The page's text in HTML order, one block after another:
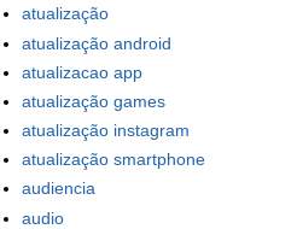
atualização
atualização android
atualizacao app
atualização games
atualização instagram
atualização smartphone
audiencia
audio